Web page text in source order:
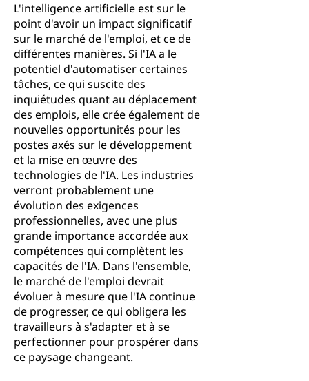
L'intelligence artificielle est sur le
point d'avoir un impact significatif
sur le marché de l'emploi, et ce de
différentes manières. Si l'IA a le
potentiel d'automatiser certaines
tâches, ce qui suscite des
inquiétudes quant au déplacement
des emplois, elle crée également de
nouvelles opportunités pour les
postes axés sur le développement
et la mise en œuvre des
technologies de l'IA. Les industries
verront probablement une
évolution des exigences
professionnelles, avec une plus
grande importance accordée aux
compétences qui complètent les
capacités de l'IA. Dans l'ensemble,
le marché de l'emploi devrait
évoluer à mesure que l'IA continue
de progresser, ce qui obligera les
travailleurs à s'adapter et à se
perfectionner pour prospérer dans
ce paysage changeant.